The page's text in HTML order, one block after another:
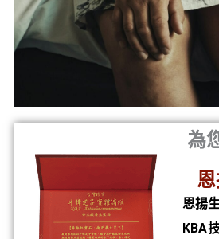
為
恩揚
KBA